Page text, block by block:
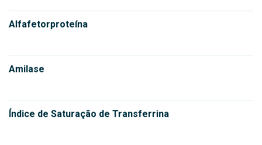
Alfafetorproteína
Amilase
Índice de Saturação de Transferrina